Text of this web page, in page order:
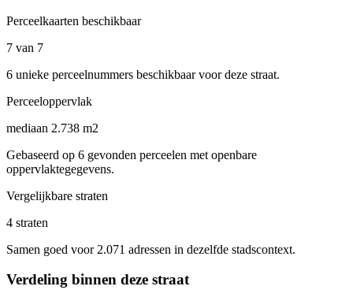
Perceelkaarten beschikbaar
7 van 7
6 unieke perceelnummers beschikbaar voor deze straat.
Perceeloppervlak
mediaan 2.738 m2
Gebaseerd op 6 gevonden perceelen met openbare
oppervlaktegegevens.
Vergelijkbare straten
4 straten
Samen goed voor 2.071 adressen in dezelfde stadscontext.
Verdeling binnen deze straat